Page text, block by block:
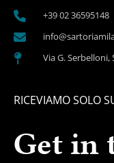
+39 02 36595148
Via G.
RICEVIAMO SOLO
Get in